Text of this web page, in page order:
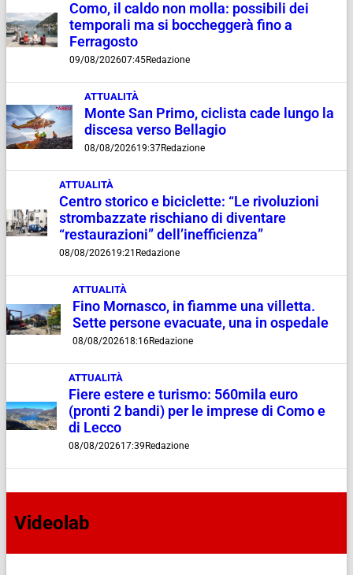
Como, il caldo non molla: possibili dei
temporali ma si boccheggerà fino a
Ferragosto
09/08/202607:45Redazione
ATTUALITÀ
Monte San Primo, ciclista cade lungo la
discesa verso Bellagio
08/08/202619:37Redazione
ATTUALITÀ
Centro storico e biciclette: “Le rivoluzioni
strombazzate rischiano di diventare
“restaurazioni” dell’inefficienza”
08/08/202619:21 Redazione
ATTUALITÀ
Fino Mornasco, in fiamme una villetta.
Sette persone evacuate, una in ospedale
08/08/202618:16Redazione
ATTUALITÀ
Fiere estere e turismo: 560mila euro
(pronti 2 bandi) per le imprese di Como e
di Lecco
08/08/202617:39 Redazione
Videolab